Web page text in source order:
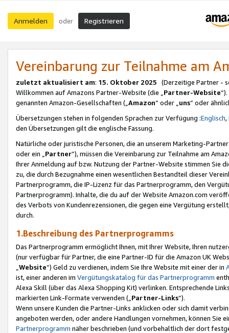
Anmelden oder Registrieren
Vereinbarung zur Teilnahme am
zuletzt aktualisiert am: 15. Oktober 2025 (Derzeitige Partner -
Willkommen auf Amazons Partner-Website (die „Partner-Website
genannten Amazon-Gesellschaften („Amazon“ oder „uns“ oder
Übersetzungen stehen in folgenden Sprachen zur Verfügung :Englisch,
den Übersetzungen gilt die englische Fassung.
Natürliche oder juristische Personen, die an unserem Marketing-
oder ein „Partner“), müssen die Vereinbarung zur Teilnahme am
Ihrer Anmeldung auf bzw. Nutzung der Partner-Website stimmen Sie
zu, die durch Bezugnahme einen wesentlichen Bestandteil dieser
Partnerprogramm, die IP-Lizenz für das Partnerprogramm, den
Partnerprogramm). Inhalte, die du auf der Website Amazon.com
des Verbots von Kundenrezensionen, die gegen eine Vergütung
durch.
1.Beschreibung des Partnerprogramms
Das Partnerprogramm ermöglicht Ihnen, mit Ihrer Website, Ihren
(nur verfügbar für Partner, die eine Partner-ID für die Amazon UK
Website“) Geld zu verdienen, indem Sie Ihre Website mit einer der in
ist, einer anderen im Vergütungskatalog für das Partnerprogramm
Alexa Skill (über das Alexa Shopping Kit) verlinken. Entsprechende
markierten Link-Formate verwenden („ Partner-Links“).
Wenn unsere Kunden die Partner-Links anklicken oder sich damit
angeboten werden, oder andere Handlungen vornehmen, können Sie
Partnerprogramm näher beschrieben (und vorbehaltlich der dort